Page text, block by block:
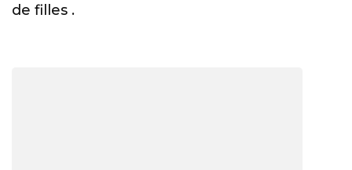
de filles .